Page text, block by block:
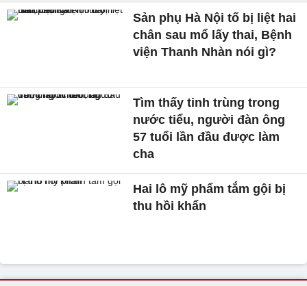
Sản phụ Hà Nội tố bị liệt hai
chân sau mổ lấy thai, Bệnh
viện Thanh Nhàn nói gì?
Tìm thấy tinh trùng trong
nước tiểu, người đàn ông
57 tuổi lần đầu được làm
cha
Hai lô mỹ phẩm tắm gội bị
thu hồi khẩn